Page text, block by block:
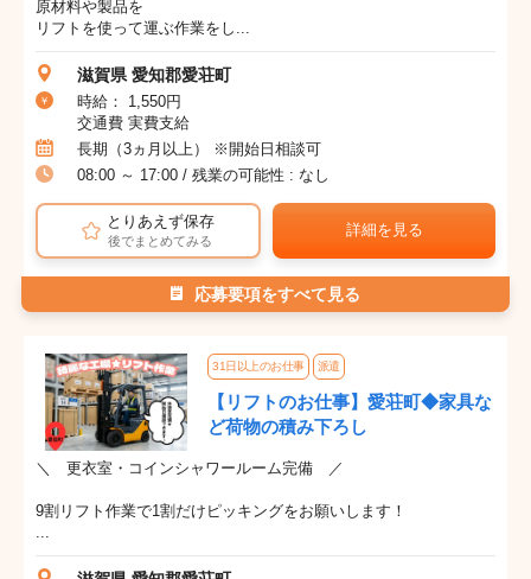
原材料や製品を
リフトを使って運ぶ作業をし...
滋賀県 愛知郡愛荘町
時給： 1,550円
交通費 実費支給
長期（3ヵ月以上） ※開始日相談可
08:00 ～ 17:00 / 残業の可能性 : なし
とりあえず保存
後でまとめてみる
詳細を見る
応募要項をすべて見る
31日以上のお仕事 派遣
【リフトのお仕事】愛荘町◆家具な
ど荷物の積み下ろし
＼ 更衣室・コインシャワールーム完備 ／
9割リフト作業で1割だけピッキングをお願いします！